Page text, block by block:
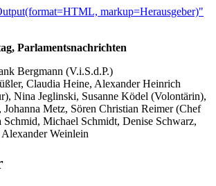
markup=Herausgeber)"
Parlamentsnachrichten
Bergmann (V.i.S.d.P.)
Claudia Heine, Alexander Heinrich
Nina Jeglinski, Susanne Ködel (Volontärin),
Johanna Metz, Sören Christian Reimer (Chef
Schmid, Michael Schmidt, Denise Schwarz,
Weinlein